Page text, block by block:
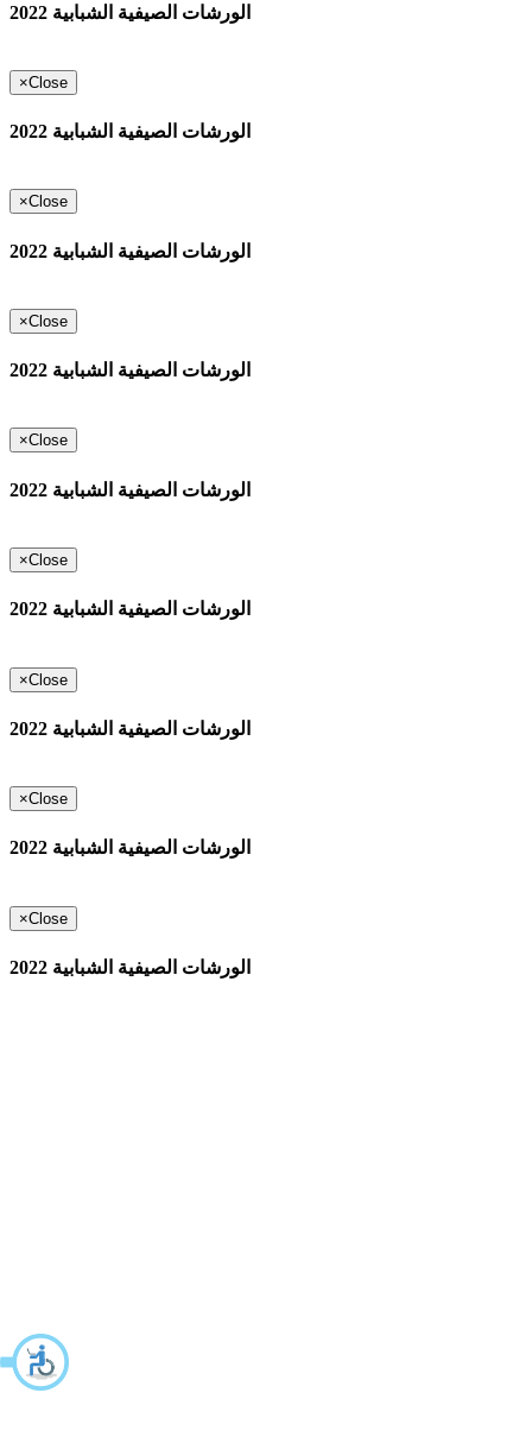
الورشات الصيفية الشبابية 2022
×Close
الورشات الصيفية الشبابية 2022
×Close
الورشات الصيفية الشبابية 2022
×Close
الورشات الصيفية الشبابية 2022
×Close
الورشات الصيفية الشبابية 2022
×Close
الورشات الصيفية الشبابية 2022
×Close
الورشات الصيفية الشبابية 2022
×Close
الورشات الصيفية الشبابية 2022
×Close
الورشات الصيفية الشبابية 2022